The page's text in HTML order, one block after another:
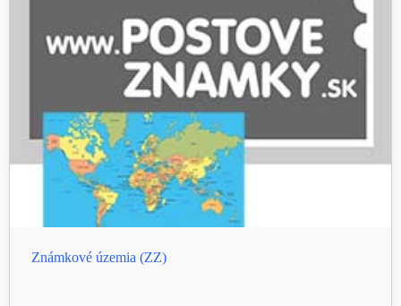
Známkové územia (ZZ)